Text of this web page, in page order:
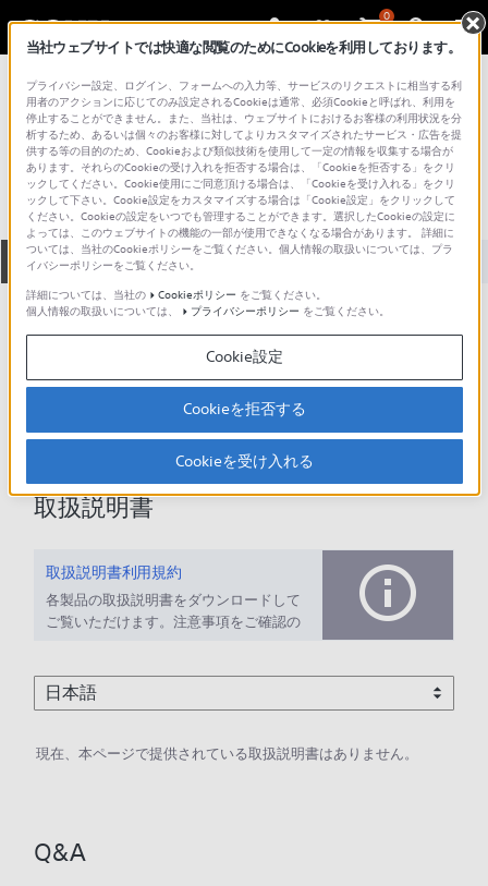
0
総合サポート・お問い合わせ プロフェッショナル／業務用
BCT-20ML
全て ダウンロード 取扱説明書 Q&A
ダウンロード
現在、本ページで提供されているアップデート情報はありませ
取扱説明書
取扱説明書利用規約
各製品の取扱説明書をダウンロードして
ご覧いただけます。注意事項をご確認の
現在、本ページで提供されている取扱説明書はありません。
Q&A
当社ウェブサイトでは快適な閲覧のためにCookieを利用しております。
プライバシー設定、ログイン、フォームへの入力等、サービスのリクエストに相当する利
用者のアクションに応じてのみ設定されるCookieは通常、必須Cookieと呼ばれ、利用を
停止することができません。また、当社は、ウェブサイトにおけるお客様の利用状況を分
析するため、あるいは個々のお客様に対してよりカスタマイズされたサービス・広告を提
供する等の目的のため、Cookieおよび類似技術を使用して一定の情報を収集する場合が
あります。それらのCookieの受け入れを拒否する場合は、「Cookieを拒否する」をクリ
ックしてください。Cookie使用にご同意頂ける場合は、「Cookieを受け入れる」をクリ
ックして下さい。Cookie設定をカスタマイズする場合は「Cookie設定」をクリックして
ください。Cookieの設定をいつでも管理することができます。選択したCookieの設定に
よっては、このウェブサイトの機能の一部が使用できなくなる場合があります。 詳細に
ついては、当社のCookieポリシーをご覧ください。個人情報の取扱いについては、プラ
イバシーポリシーをご覧ください。
詳細については、当社の
Cookieポリシー をご覧ください。
個人情報の取扱いについては、
プライバシーポリシー をご覧ください。
Cookie設定
Cookieを拒否する
Cookieを受け入れる